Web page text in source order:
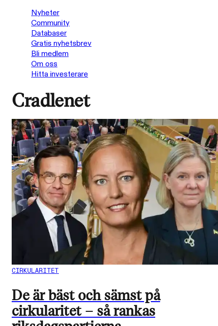
Nyheter
Community
Databaser
Gratis nyhetsbrev
Bli medlem
Om oss
Hitta investerare
Cradlenet
CIRKULARITET
De är bäst och sämst på
cirkularitet – så rankas